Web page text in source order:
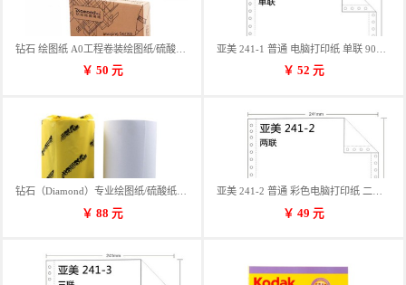
钻石 绘图纸 A0工程卷装绘图纸/硫酸纸 50m卷装 914*50MM/卷
￥ 50 元 ￥ 52元
钻石（Diamond）专业绘图纸/硫酸纸 临摹纸 73g A4 297mm*70m 单卷装
￥ 88 元
亚美 241-2 普通 彩色电脑打印纸 二联 900张/箱 蓝包装 三等份
￥ 49元